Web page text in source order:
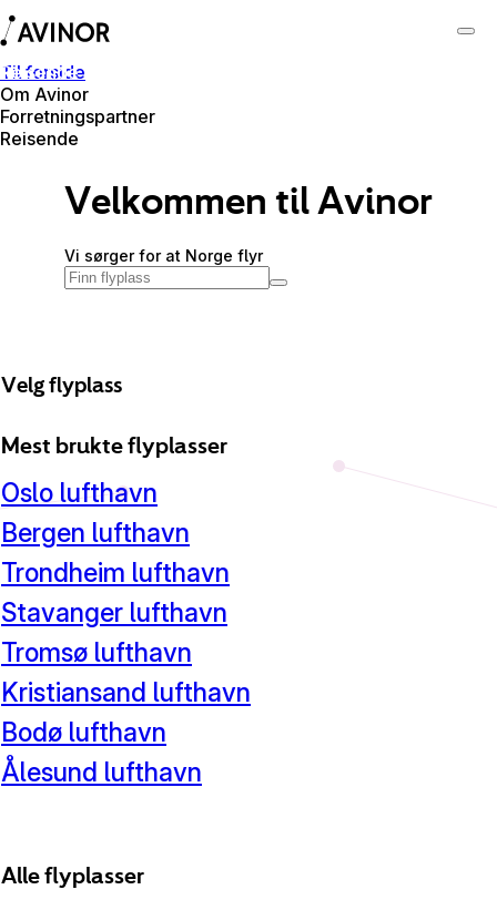
Til forside
Reisende
Om Avinor
Forretningspartner
Reisende
Velkommen til Avinor
Vi sørger for at Norge flyr
Velg flyplass
Mest brukte flyplasser
Oslo lufthavn
Bergen lufthavn
Trondheim lufthavn
Stavanger lufthavn
Tromsø lufthavn
Kristiansand lufthavn
Bodø lufthavn
Ålesund lufthavn
Alle flyplasser